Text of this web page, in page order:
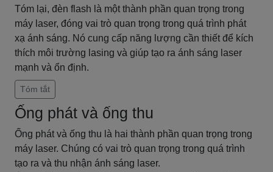
Tóm lại, đèn flash là một thành phần quan trọng trong
máy laser, đóng vai trò quan trọng trong quá trình phát
xạ ánh sáng. Nó cung cấp năng lượng cần thiết để kích
thích môi trường lasing và giúp tạo ra ánh sáng laser
mạnh và ổn định.
Tóm tắt
Ống phát và ống thu
Ống phát và ống thu là hai thành phần quan trọng trong
máy laser. Chúng có vai trò quan trọng trong quá trình
tạo ra và thu nhận ánh sáng laser.